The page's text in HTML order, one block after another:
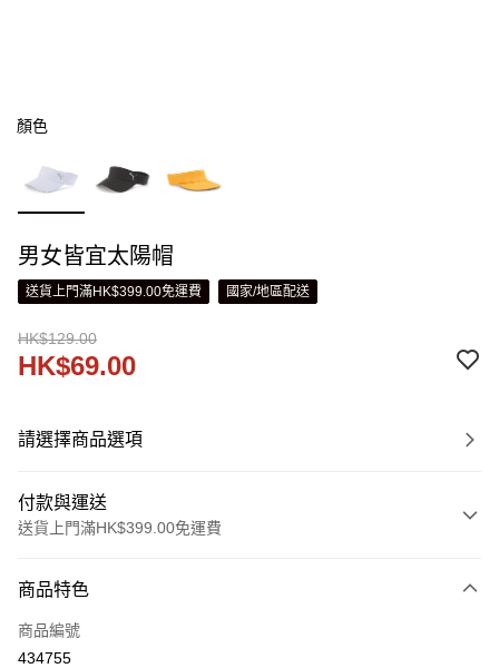
顏色
男女皆宜太陽帽
送貨上門滿HK$399.00免運費 國家/地區配送
HK$129.00
HK$69.00
請選擇商品選項
付款與運送
送貨上門滿HK$399.00免運費
信用卡
線上付款
商品特色
商品編號
434755